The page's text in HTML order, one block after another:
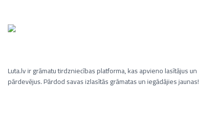
Luta.lv ir grāmatu tirdzniecības platforma, kas apvieno lasītājus un
pārdevējus. Pārdod savas izlasītās grāmatas un iegādājies jaunas!